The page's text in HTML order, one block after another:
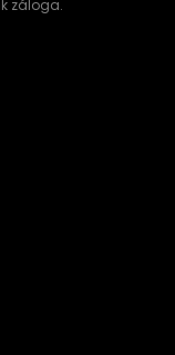
záloga.